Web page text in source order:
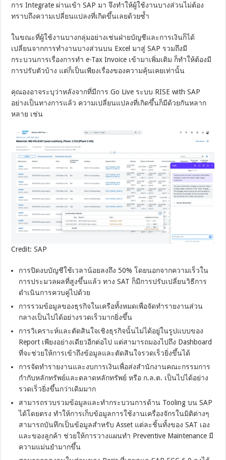
การ Integrate ผ่านเข้า SAP มา จึงทำให้ผู้ใช้งานบางส่วนไม่ต้อง
ทราบถึงความเปลี่ยนแปลงที่เกิดขึ้นเลยด้วยซ้ำ
ในขณะที่ผู้ใช้งานบางกลุ่มอย่างเช่นฝ่ายบัญชีและการเงินก็ได้
เปลี่ยนจากการทำงานบางส่วนบน Excel มาสู่ SAP รวมถึงมี
กระบวนการเรื่องการทำ e-Tax Invoice เข้ามาเพิ่มเติม ก็ทำให้ต้องมี
การปรับตัวบ้าง แต่ก็เป็นเพียงเรื่องของความคุ้นเคยเท่านั้น
คุณองอาจระบุว่าหลังจากที่มีการ Go Live ระบบ RISE with SAP
อย่างเป็นทางการแล้ว ความเปลี่ยนแปลงที่เกิดขึ้นก็มีด้วยกันหลาก
หลาย เช่น
Credit: SAP
การปิดงบบัญชีใช้เวลาน้อยลงถึง 50% โดยนอกจากความเร็วใน
การประมวลผลที่สูงขึ้นแล้ว ทาง SAT ก็มีการปรับเปลี่ยนวิธีการ
ดำเนินการควบคู่ไปด้วย
การรวมข้อมูลของธุรกิจในเครือทั้งหมดเพื่อจัดทำรายงานส่วน
กลางเป็นไปได้อย่างรวดเร็วมากยิ่งขึ้น
การวิเคราะห์และตัดสินใจเชิงธุรกิจนั้นไม่ได้อยู่ในรูปแบบของ
Report เพียงอย่างเดียวอีกต่อไป แต่สามารถมองไปถึง Dashboard
ที่จะช่วยให้การเข้าถึงข้อมูลและตัดสินใจรวดเร็วยิ่งขึ้นได้
การจัดทำรายงานและงบการเงินเพื่อส่งสำนักงานคณะกรรมการ
กำกับหลักทรัพย์และตลาดหลักทรัพย์ หรือ ก.ล.ต. เป็นไปได้อย่าง
รวดเร็วยิ่งขึ้นกว่าเดิมมาก
สามารถรวบรวมข้อมูลและทำกระบวนการด้าน Tooling บน SAP
ได้โดยตรง ทำให้การเก็บข้อมูลการใช้งานเครื่องจักรในมิติต่างๆ
สามารถบันทึกเป็นข้อมูลสำหรับ Asset แต่ละชิ้นทั้งของ SAT เอง
และของลูกค้า ช่วยให้การวางแผนทำ Preventive Maintenance มี
ความแม่นยำมากขึ้น